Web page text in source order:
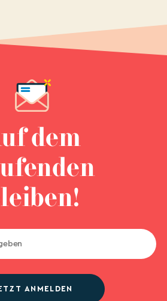
dem
ANMELDEN